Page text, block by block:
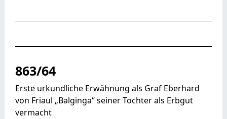
863/64
Erste urkundliche Erwähnung als Graf Eberhard
von Friaul „Balginga“ seiner Tochter als Erbgut
vermacht